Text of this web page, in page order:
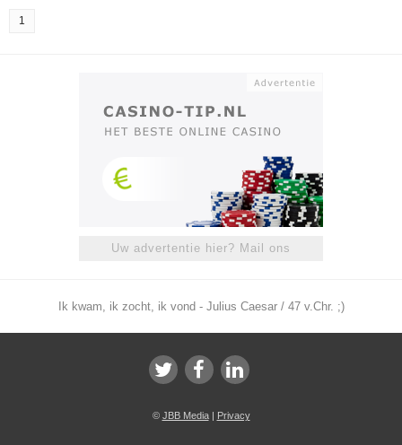
1
Uw advertentie hier? Mail ons
Ik kwam, ik zocht, ik vond - Julius Caesar / 47 v.Chr. ;)
© JBB Media| Privacy